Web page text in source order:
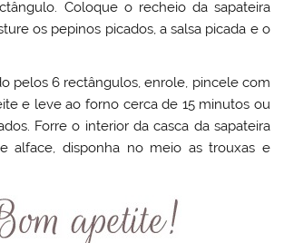
Coloque o recheio da sapateira
os pepinos picados, a salsa picada e o
pelos 6 rectângulos, enrole, pincele com
e leve ao forno cerca de 15 minutos ou
Forre o interior da casca da sapateira
alface, disponha no meio as trouxas e